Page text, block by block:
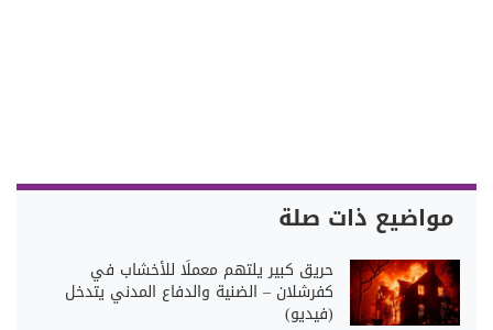
مواضيع ذات صلة
حريق كبير يلتهم معملًا للأخشاب في
كفرشلان – الضنية والدفاع المدني يتدخل
(فيديو)